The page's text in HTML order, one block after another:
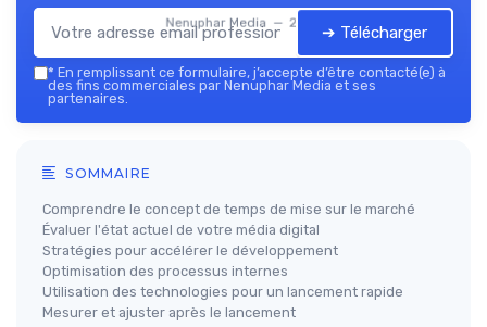
Nenuphar Media — 2026
➔ Télécharger
* En remplissant ce formulaire, j’accepte d’être contacté(e) à
des fins commerciales par Nenuphar Media et ses
partenaires.
SOMMAIRE
Comprendre le concept de temps de mise sur le marché
Évaluer l'état actuel de votre média digital
Stratégies pour accélérer le développement
Optimisation des processus internes
Utilisation des technologies pour un lancement rapide
Mesurer et ajuster après le lancement